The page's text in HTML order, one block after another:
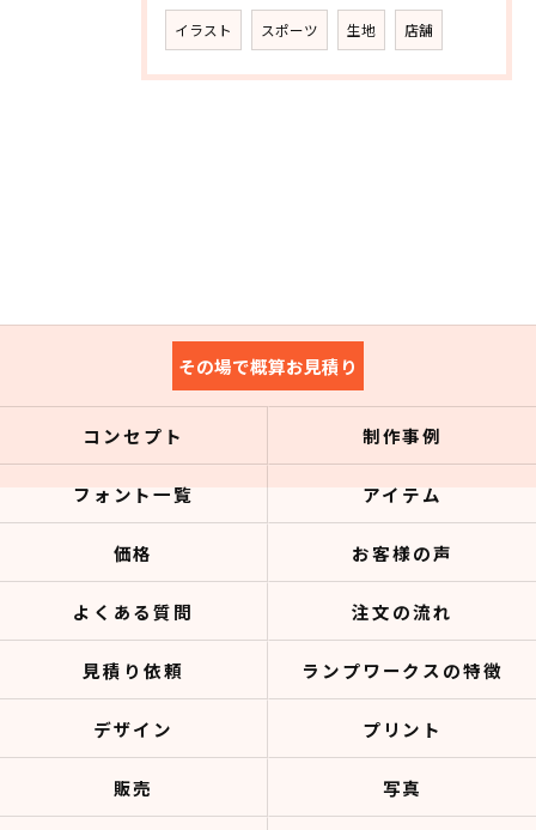
イラスト スポーツ 生地 店舗
その場で概算お見積り
コンセプト 制作事例
フォント一覧 アイテム
価格 お客様の声
よくある質問 注文の流れ
見積り依頼 ランプワークスの特徴
デザイン プリント
販売 写真